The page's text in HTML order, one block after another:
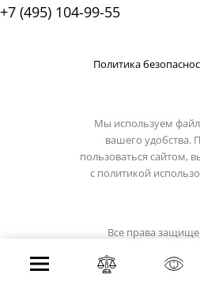
+7 (495) 104-99-55
Политика
Мы используем
вашего удобства.
пользоваться сайтом,
с политикой
Все права